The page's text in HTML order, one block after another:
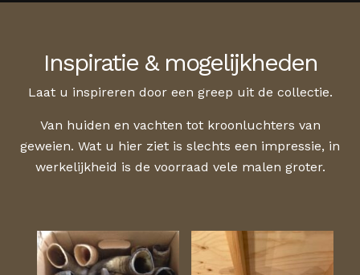
Inspiratie & mogelijkheden
Laat u inspireren door een greep uit de collectie.
Van huiden en vachten tot kroonluchters van
geweien. Wat u hier ziet is slechts een impressie, in
werkelijkheid is de voorraad vele malen groter.